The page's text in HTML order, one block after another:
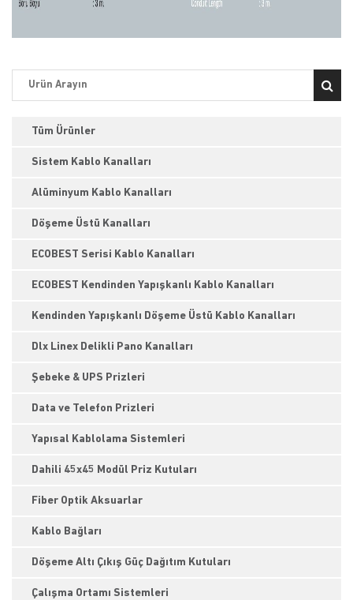
Tüm Ürünler
Sistem Kablo Kanalları
Alüminyum Kablo Kanalları
Döşeme Üstü Kanalları
ECOBEST Serisi Kablo Kanalları
ECOBEST Kendinden Yapışkanlı Kablo Kanalları
Kendinden Yapışkanlı Döşeme Üstü Kablo Kanalları
Dlx Linex Delikli Pano Kanalları
Şebeke & UPS Prizleri
Data ve Telefon Prizleri
Yapısal Kablolama Sistemleri
Dahili 45x45 Modül Priz Kutuları
Fiber Optik Aksuarlar
Kablo Bağları
Döşeme Altı Çıkış Güç Dağıtım Kutuları
Çalışma Ortamı Sistemleri